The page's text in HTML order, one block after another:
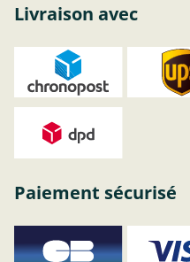
Livraison avec
Paiement sécurisé